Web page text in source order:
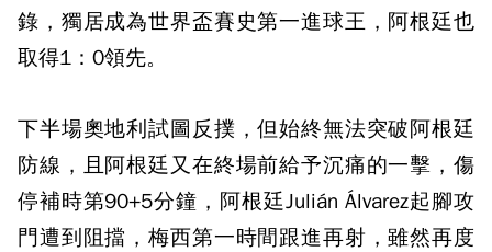
錄，獨居成為世界盃賽史第一進球王，阿根廷也
取得1：0領先。
下半場奧地利試圖反撲，但始終無法突破阿根廷
防線，且阿根廷又在終場前給予沉痛的一擊，傷
停補時第90+5分鐘，阿根廷Julián Álvarez起腳攻
門遭到阻擋，梅西第一時間跟進再射，雖然再度